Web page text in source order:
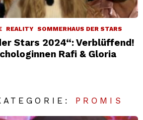
REALITY SOMMERHAUS DER STARS
Stars 2024“: Verblüffend!
Rafi & Gloria
PROMIS